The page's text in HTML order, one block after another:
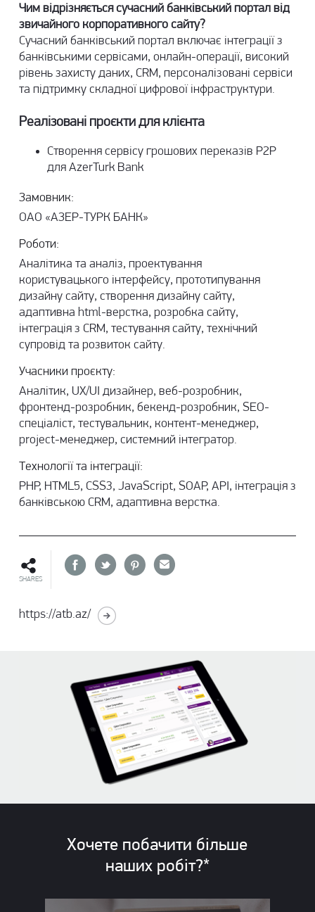
Чим відрізняється сучасний банківський портал від
звичайного корпоративного сайту?
Сучасний банківський портал включає інтеграції з
банківськими сервісами, онлайн-операції, високий
рівень захисту даних, CRM, персоналізовані сервіси
та підтримку складної цифрової інфраструктури.
Реалізовані проєкти для клієнта
Створення сервісу грошових переказів P2P
для AzerTurk Bank
Замовник:
ОАО «АЗЕР-ТУРК БАНК»
Роботи:
Аналітика та аналіз, проектування
користувацького інтерфейсу, прототипування
дизайну сайту, створення дизайну сайту,
адаптивна html-верстка, розробка сайту,
інтеграція з CRM, тестування сайту, технічний
супровід та розвиток сайту.
Учасники проєкту:
Аналітик, UX/UI дизайнер, веб-розробник,
фронтенд-розробник, бекенд-розробник, SEO-
спеціаліст, тестувальник, контент-менеджер,
project-менеджер, системний інтегратор.
Технології та інтеграції:
PHP, HTML5, CSS3, JavaScript, SOAP, API, інтеграція з
банківською CRM, адаптивна верстка.
SHARES
https://atb.az/
Хочете побачити більше
наших робіт?*